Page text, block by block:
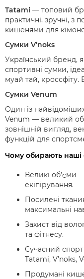
Tatami — топовий
практичні, зручні,
кишенями для кімоно
Сумки V’noks
Український бренд,
спортивні сумки,
муай тай, кроссфіту.
Сумки Venum
Один із
Venum — великий
зовнішній вигляд,
функцій для
Чому обирають наші
Великі об’єми
екіпірування.
Посилені
максимальні
Захист від
та фітнесу.
Сучасний
Tatami, V’noks,
Продумані